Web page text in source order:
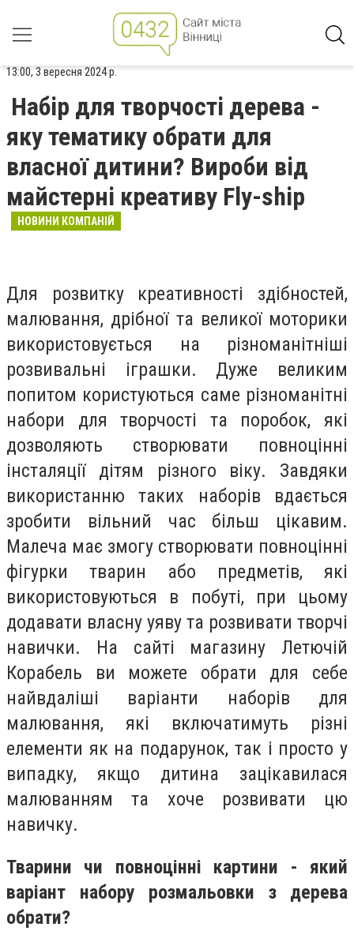
13:00, 3 вересня 2024 р.
Набір для творчості дерева -
яку тематику обрати для
власної дитини? Вироби від
майстерні креативу Fly-ship
НОВИНИ КОМПАНІЙ
Для розвитку креативності здібностей,
малювання, дрібної та великої моторики
використовується на різноманітніші
розвивальні іграшки. Дуже великим
попитом користуються саме різноманітні
набори для творчості та поробок, які
дозволяють створювати повноцінні
інсталяції дітям різного віку. Завдяки
використанню таких наборів вдається
зробити вільний час більш цікавим.
Малеча має змогу створювати повноцінні
фігурки тварин або предметів, які
використовуються в побуті, при цьому
додавати власну уяву та розвивати творчі
навички. На сайті магазину Летючій
Корабель ви можете обрати для себе
найвдаліші варіанти наборів для
малювання, які включатимуть різні
елементи як на подарунок, так і просто у
випадку, якщо дитина зацікавилася
малюванням та хоче розвивати цю
навичку.
Тварини чи повноцінні картини - який
варіант набору розмальовки з дерева
обрати?